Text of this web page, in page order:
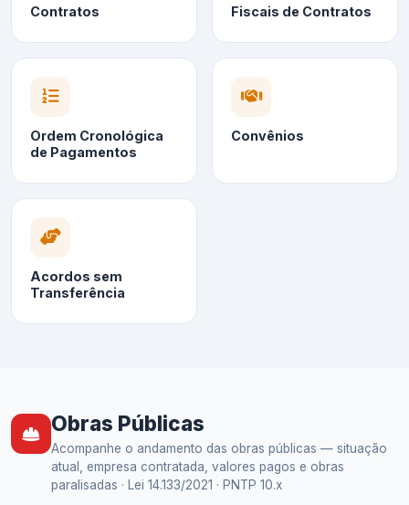
Contratos Fiscais de Contratos
Ordem Cronológica
de Pagamentos
Convênios
Acordos sem
Transferência
Obras Públicas
Acompanhe o andamento das obras públicas — situação
atual, empresa contratada, valores pagos e obras
paralisadas · Lei 14.133/2021 · PNTP 10.x